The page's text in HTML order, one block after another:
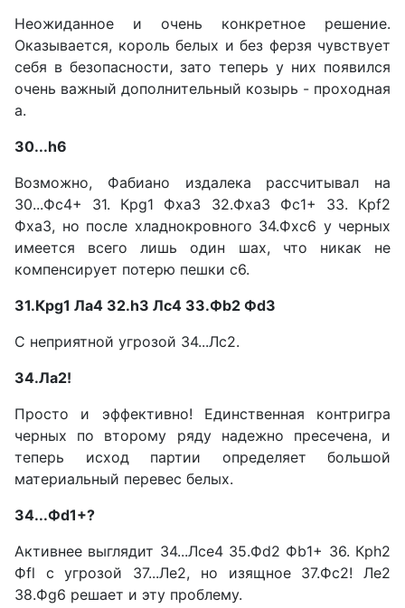
Неожиданное и очень конкретное решение.
Оказывается, король белых и без ферзя чувствует
себя в безопасности, зато теперь у них появился
очень важный дополнительный козырь - проходная
а.
30...h6
Возможно, Фабиано издалека рассчитывал на
30...Фс4+ 31. Крg1 Фха3 32.Фха3 Фс1+ 33. Крf2
Фха3, но после хладнокровного 34.Фхс6 у черных
имеется всего лишь один шах, что никак не
компенсирует потерю пешки с6.
31.Крg1 Ла4 32.h3 Лс4 33.Фb2 Фd3
С неприятной угрозой 34...Лс2.
34.Ла2!
Просто и эффективно! Единственная контригра
черных по второму ряду надежно пресечена, и
теперь исход партии определяет большой
материальный перевес белых.
34...Фd1+?
Активнее выглядит 34...Лсе4 35.Фd2 Фb1+ 36. Крh2
Фfl с угрозой 37...Ле2, но изящное 37.Фс2! Ле2
38.Фg6 решает и эту проблему.